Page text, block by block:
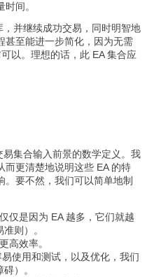
间。
并继续成功交易，同时明智地
甚至能进一步简化，因为无需
以。理想的话，此 EA 集合应
集合输入前景的数学定义。我
而更清楚地说明这些 EA 的特
要不然，我们可以简单地制
仅是因为 EA 越多，它们就越
则）。
高效率。
使用和测试，以及优化，我们
）。